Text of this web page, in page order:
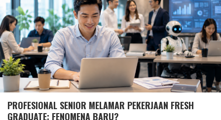
PROFESIONAL SENIOR MELAMAR PEKERJAAN FRESH
GRADUATE: FENOMENA BARU?